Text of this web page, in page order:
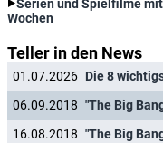
Serien und Spielfilme mit
Wochen
Teller in den News
01.07.2026 Die 8
06.09.2018
16.08.2018